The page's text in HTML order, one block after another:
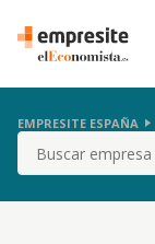
EMPRESITE ESPAÑA
Buscar